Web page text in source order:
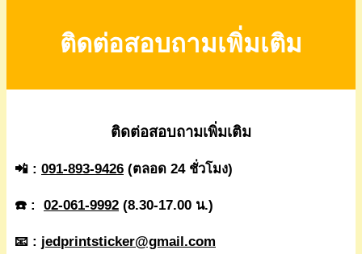
ติดต่อสอบถามเพิ่มเติม
ติดต่อสอบถามเพิ่มเติม
📲 : 091-893-9426 (ตลอด 24 ชั่วโมง)
☎️ : 02-061-9992 (8.30-17.00 น.)
📧 : jedprintsticker@gmail.com